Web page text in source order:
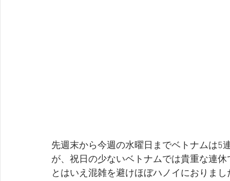
先週末から今週の水曜日までベトナムは5
が、祝日の少ないベトナムでは貴重な連休
とはいえ混雑を避けほぼハノイにおりま